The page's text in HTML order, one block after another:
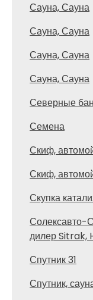
Сауна, Сауна
Сауна, Сауна
Сауна, Сауна
Сауна, Сауна
Северные
Семена
Скиф,
Скиф,
Скупка
Солексавто-
дилер Sitrak,
Спутник 31
Спутник,